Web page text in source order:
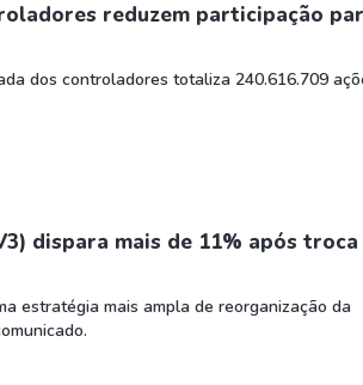
reduzem participação
dos controladores totaliza 240.616.709
dispara mais de 11% após
estratégia mais ampla de reorganização da